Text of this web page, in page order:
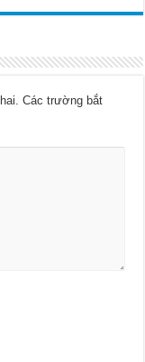
Các trường bắt